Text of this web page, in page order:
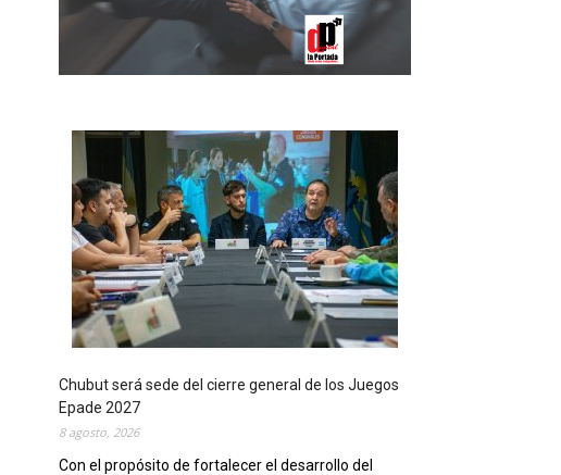
Chubut será sede del cierre general de los Juegos
Epade 2027
8 agosto, 2026
Con el propósito de fortalecer el desarrollo del